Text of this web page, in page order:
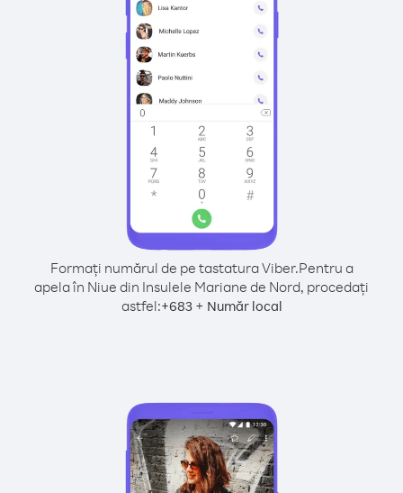
Formați numărul de pe tastatura Viber.Pentru a
apela în Niue din Insulele Mariane de Nord, procedați
astfel:+683+ Număr local